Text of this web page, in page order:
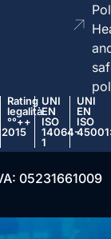
Rating
legalità
°°++
UNI
EN
ISO
14064-
1
UNI
EN
ISO
05231661009